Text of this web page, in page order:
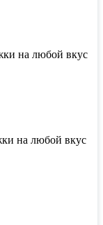
на любой вкус
на любой вкус